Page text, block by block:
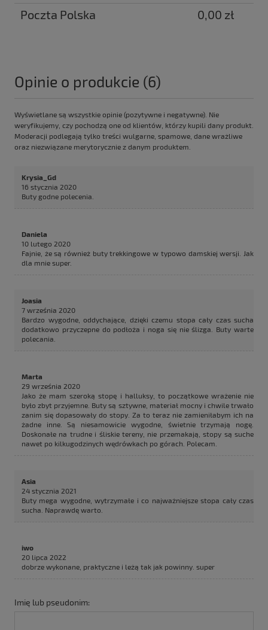
Poczta Polska 0,00 zł
Opinie o produkcie (6)
Wyświetlane są wszystkie opinie (pozytywne i negatywne). Nie
weryfikujemy, czy pochodzą one od klientów, którzy kupili dany produkt.
Moderacji podlegają tylko treści wulgarne, spamowe, dane wrażliwe
oraz niezwiązane merytorycznie z danym produktem.
Krysia_Gd
16 stycznia 2020
Buty godne polecenia.
Daniela
10 lutego 2020
Fajnie, że są również buty trekkingowe w typowo damskiej wersji. Jak
dla mnie super.
Joasia
7 września 2020
Bardzo wygodne, oddychające, dzięki czemu stopa cały czas sucha
dodatkowo przyczepne do podłoża i noga się nie ślizga. Buty warte
polecania.
Marta
29 września 2020
Jako że mam szeroką stopę i halluksy, to początkowe wrażenie nie
było zbyt przyjemne. Buty są sztywne, materiał mocny i chwile trwało
zanim się dopasowały do stopy. Za to teraz nie zamieniłabym ich na
żadne inne. Są niesamowicie wygodne, świetnie trzymają nogę.
Doskonałe na trudne i śliskie tereny, nie przemakają, stopy są suche
nawet po kilkugodzinych wędrówkach po górach. Polecam.
Asia
24 stycznia 2021
Buty mega wygodne, wytrzymałe i co najważniejsze stopa cały czas
sucha. Naprawdę warto.
iwo
20 lipca 2022
dobrze wykonane, praktyczne i leżą tak jak powinny. super
Imię lub pseudonim: